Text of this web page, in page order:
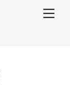
Menu